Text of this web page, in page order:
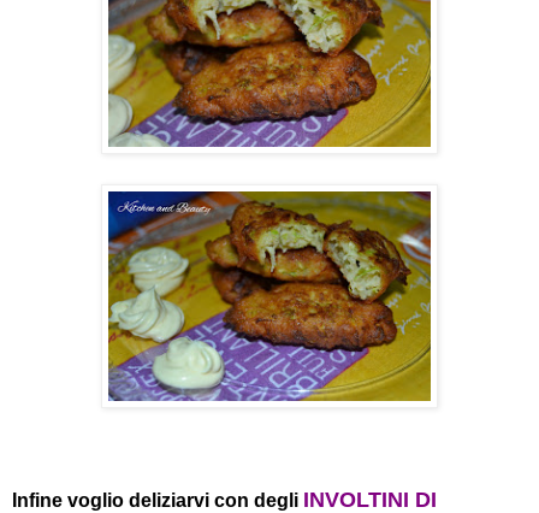
Infine voglio deliziarvi con degli INVOLTINI DI